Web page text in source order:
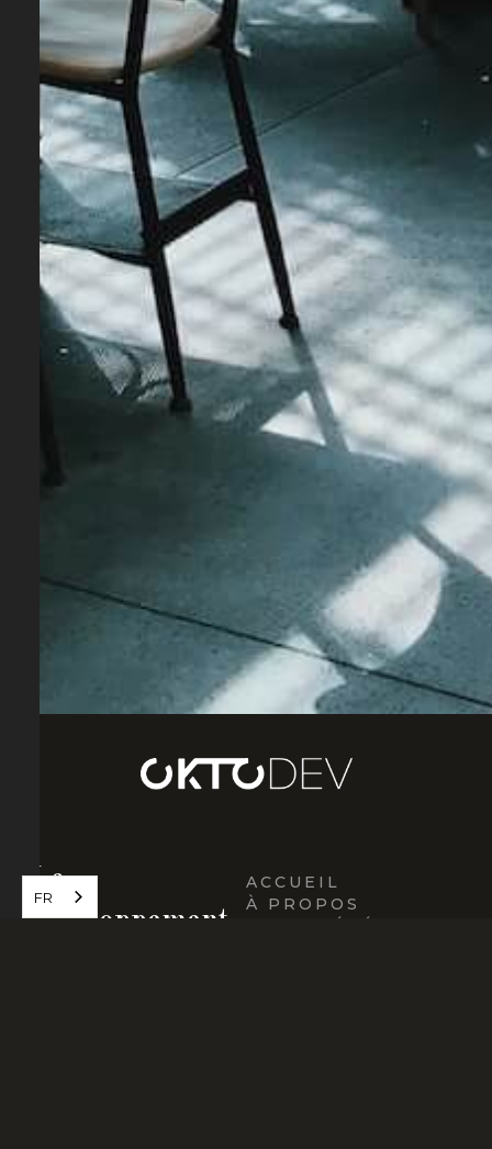
Le Meilleur Design Architectural Du
Siècle
INNOVATION DESIGN 2017
Pourquoi Cette Propriété De San
Francisco Est Géniale
SAN FRANCISCO BUSINESS
Une Agence De Design De Melbourne
Remporte Trois Prix
AUSTRALIAN PROPERTY JOURNAL
Les 20 Bâtiments Les Mieux Conçus
Le
développement
ACCUEIL
À PROPOS
FR